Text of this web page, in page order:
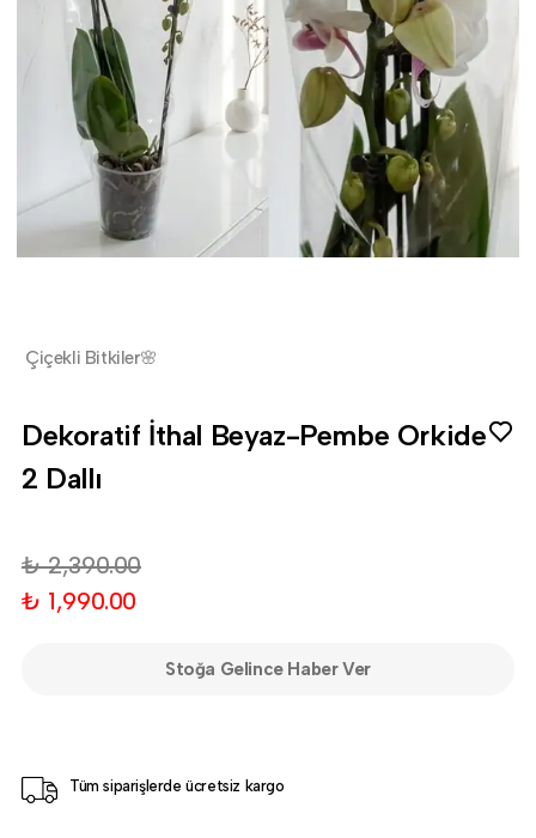
Çiçekli Bitkiler🌸
Dekoratif İthal Beyaz-Pembe Orkide
2 Dallı
₺ 2,390.00
₺ 1,990.00
Stoğa Gelince Haber Ver
Tüm siparişlerde ücretsiz kargo